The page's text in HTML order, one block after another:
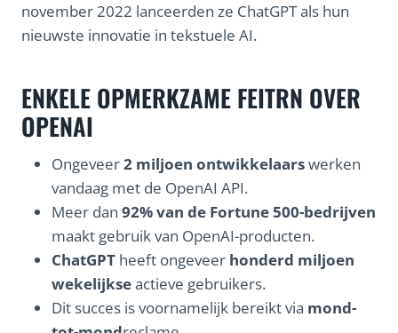
november 2022 lanceerden ze ChatGPT als hun
nieuwste innovatie in tekstuele AI.
ENKELE OPMERKZAME FEITRN OVER
OPENAI
Ongeveer2 miljoen ontwikkelaarswerken
vandaag met de OpenAI API.
Meer dan 92% van de Fortune 500-bedrijven
maakt gebruik van OpenAI-producten.
ChatGPT heeft ongeveer honderd miljoen
wekelijkseactieve gebruikers.
Dit succes is voornamelijk bereikt via mond-